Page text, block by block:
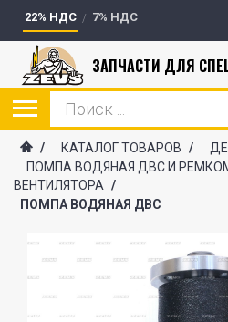
22% НДС 7% НДС
ЗАПЧАСТИ ДЛЯ
/ КАТАЛОГ ТОВАРОВ /
ПОМПА ВОДЯНАЯ ДВС И
ВЕНТИЛЯТОРА /
ПОМПА ВОДЯНАЯ ДВС